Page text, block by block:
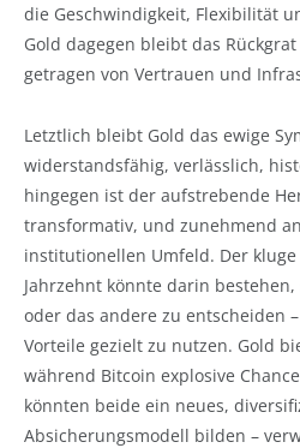
die Geschwindigkeit, Flexibilität
Gold dagegen bleibt das
getragen von Vertrauen und
Letztlich bleibt Gold das ewige
widerstandsfähig, verlässlich,
hingegen ist der aufstrebende
transformativ, und zunehmend
institutionellen Umfeld. Der
Jahrzehnt könnte darin
oder das andere zu entscheiden
Vorteile gezielt zu nutzen. Gold
während Bitcoin explosive
könnten beide ein neues,
Absicherungsmodell bilden –